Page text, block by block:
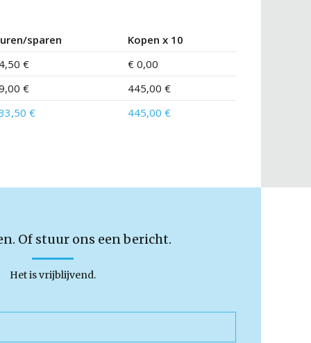
sparen
Kopen x 10
€
€ 0,00
€
445,00 €
€
445,00 €
Of stuur ons een bericht.
Het is vrijblijvend.